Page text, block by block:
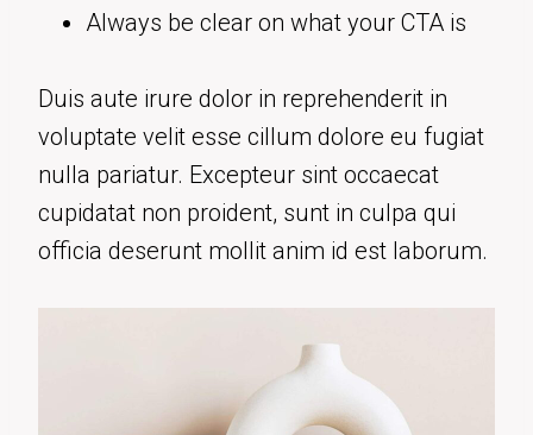
Always be clear on what your CTA is
Duis aute irure dolor in reprehenderit in
voluptate velit esse cillum dolore eu fugiat
nulla pariatur. Excepteur sint occaecat
cupidatat non proident, sunt in culpa qui
officia deserunt mollit anim id est laborum.